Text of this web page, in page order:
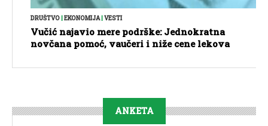
DRUŠTVO EKONOMIJA| VESTI
Vučić najavio mere podrške: Jednokratna
novčana pomoć, vaučeri i niže cene lekova
ANKETA